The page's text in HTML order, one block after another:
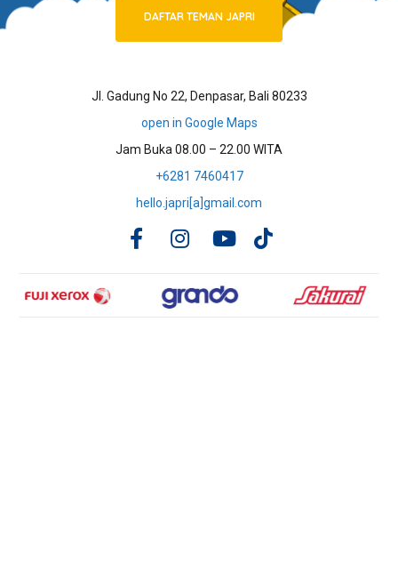
DAFTAR TEMAN JAPRI
Jl. Gadung No 22, Denpasar, Bali 80233
open in Google Maps
Jam Buka 08.00 – 22.00 WITA
+6281 7460417
hello.japri[a]gmail.com